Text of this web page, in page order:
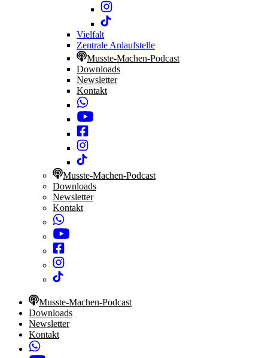
Vielfalt
Zentrale Anlaufstelle
Musste-Machen-Podcast
Downloads
Newsletter
Kontakt
Musste-Machen-Podcast
Downloads
Newsletter
Kontakt
Musste-Machen-Podcast
Downloads
Newsletter
Kontakt